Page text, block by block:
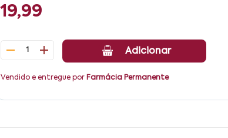
19,99
1 Adicionar
Vendido e entregue por Farmácia Permanente